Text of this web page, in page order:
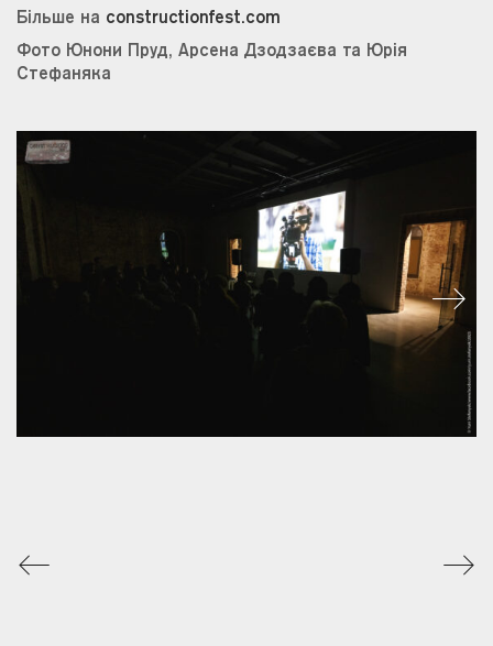
Більше на constructionfest.com
Фото Юнони Пруд, Арсена Дзодзаєва та Юрія
Стефаняка